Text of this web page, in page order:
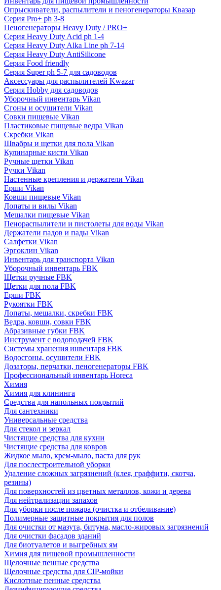
Опрыскиватели, распылители и пеногенераторы Квазар
Серия Pro+ ph 3-8
Пеногенераторы Heavy Duty / PRO+
Серия Heavy Duty Acid ph 1-4
Серия Heavy Duty Alka Line ph 7-14
Серия Heavy Duty AntiSilicone
Серия Food friendly
Серия Super ph 5-7 для садоводов
Аксессуары для распылителей Kwazar
Серия Hobby для садоводов
Уборочный инвентарь Vikan
Сгоны и осушители Vikan
Совки пищевые Vikan
Пластиковые пищевые ведра Vikan
Скребки Vikan
Швабры и щетки для пола Vikan
Кулинарные кисти Vikan
Ручные щетки Vikan
Ручки Vikan
Настенные крепления и держатели Vikan
Ерши Vikan
Ковши пищевые Vikan
Лопаты и вилы Vikan
Мешалки пищевые Vikan
Пенораспылители и пистолеты для воды Vikan
Держатели падов и пады Vikan
Салфетки Vikan
Эргоклин Vikan
Инвентарь для транспорта Vikan
Уборочный инвентарь FBK
Щетки ручные FBK
Щетки для пола FBK
Ерши FBK
Рукоятки FBK
Лопаты, мешалки, скребки FBK
Ведра, ковши, совки FBK
Абразивные губки FBK
Инструмент с водоподачей FBK
Системы хранения инвентаря FBK
Водосгоны, осушители FBK
Дозаторы, перчатки, пеногенераторы FBK
Профессиональный инвентарь Horeca
Химия
Химия для клининга
Средства для напольных покрытий
Для сантехники
Универсальные средства
Для стекол и зеркал
Чистящие средства для кухни
Чистящие средства для ковров
Жидкое мыло, крем-мыло, паста для рук
Для послестроительной уборки
Удаление сложных загрязнений (клея, граффити, скотча,
резины)
Для поверхностей из цветных металлов, кожи и дерева
Для нейтрализации запахов
Для уборки после пожара (очистка и отбеливание)
Полимерные защитные покрытия для полов
Для очистки от мазута, битума, масло-жировых загрязнений
Для очистки фасадов зданий
Для биотуалетов и выгребных ям
Химия для пищевой промышленности
Щелочные пенные средства
Щелочные средства для CIP-мойки
Кислотные пенные средства